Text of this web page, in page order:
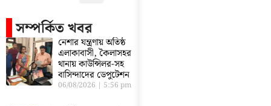
সম্পর্কিত খবর
নেশার যন্ত্রণায় অতিষ্ঠ
এলাকাবাসী, কৈলাসহর
থানায় কাউন্সিলর-সহ
বাসিন্দাদের ডেপুটেশন
06/08/2026 5:56 pm